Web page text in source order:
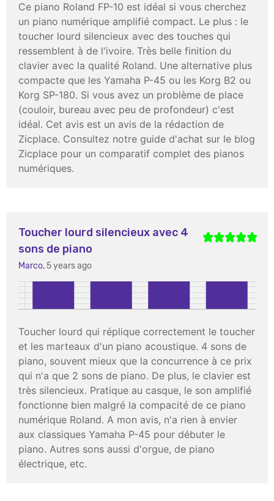
Ce piano Roland FP-10 est idéal si vous cherchez
un piano numérique amplifié compact. Le plus : le
toucher lourd silencieux avec des touches qui
ressemblent à de l'ivoire. Très belle finition du
clavier avec la qualité Roland. Une alternative plus
compacte que les Yamaha P-45 ou les Korg B2 ou
Korg SP-180. Si vous avez un problème de place
(couloir, bureau avec peu de profondeur) c'est
idéal. Cet avis est un avis de la rédaction de
Zicplace. Consultez notre guide d'achat sur le blog
Zicplace pour un comparatif complet des pianos
numériques.
Toucher lourd silencieux avec 4
sons de piano
Marco,5 years ago
Toucher lourd qui réplique correctement le toucher
et les marteaux d'un piano acoustique. 4 sons de
piano, souvent mieux que la concurrence à ce prix
qui n'a que 2 sons de piano. De plus, le clavier est
très silencieux. Pratique au casque, le son amplifié
fonctionne bien malgré la compacité de ce piano
numérique Roland. A mon avis, n'a rien à envier
aux classiques Yamaha P-45 pour débuter le
piano. Autres sons aussi d'orgue, de piano
électrique, etc.